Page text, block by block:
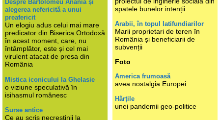
Despre Bartolomeu Anania și
alegerea nefericită a unui
preafericit
Un elogiu adus celui mai mare
predicator din Biserica Ortodoxă
în acest moment, care, nu
întâmplător, este și cel mai
virulent atacat de presa din
România
Mistica iconicului la Ghelasie
o viziune speculativă în
isihasmul românesc
Surse antice
Ce au scris necreștinii la
spatele bunelor intenții
Arabii, în topul latifundiarilor
Marii proprietari de teren în
România și beneficiarii de
subvenții
Foto
America frumoasă
avea nostalgia Europei
Hărțile
unei pandemii geo-politice